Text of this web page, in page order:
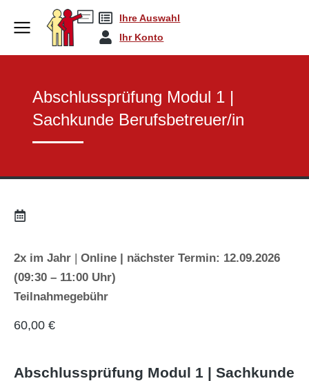
Ihre Auswahl
Ihr Konto
You are here:
Sachkunde | Abschlus… Abschlussprüfung Mo…
Abschlussprüfung Modul 1 |
Sachkunde Berufsbetreuer/in
2x im Jahr | Online | nächster Termin: 12.09.2026
(09:30 – 11:00 Uhr)
Teilnahmegebühr
60,00 €
Abschlussprüfung Modul 1 | Sachkunde